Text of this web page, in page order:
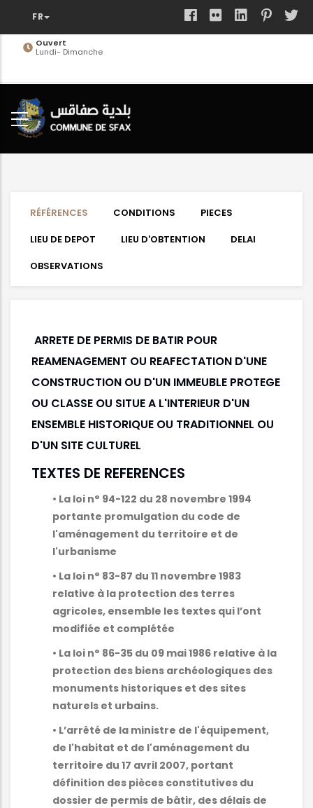
contenuOuvert
Lundi- Dimanche
RÉFÉRENCES CONDITIONS
PIECES
LIEU DE DEPOT
LIEU D'OBTENTION
DELAI
OBSERVATIONS
ARRETE DE PERMIS DE BATIR POUR
REAMENAGEMENT OU REAFECTATION D'UNE
CONSTRUCTION OU D'UN IMMEUBLE PROTEGE
OU CLASSE OU SITUE A L'INTERIEUR D'UN
ENSEMBLE HISTORIQUE OU TRADITIONNEL OU
D'UN SITE CULTUREL
TEXTES DE REFERENCES
• La loi n° 94-122 du 28 novembre 1994
portante promulgation du code de
l'aménagement du territoire et de
l'urbanisme
• La loi n° 83-87 du 11 novembre 1983
relative à la protection des terres
agricoles, ensemble les textes qui l’ont
modifiée et complétée
• La loi n° 86-35 du 09 mai 1986 relative à la
protection des biens archéologiques des
monuments historiques et des sites
naturels et urbains.
• L’arrêté de la ministre de l'équipement,
de l'habitat et de l'aménagement du
territoire du 17 avril 2007, portant
définition des pièces constitutives du
dossier de permis de bâtir, des délais de